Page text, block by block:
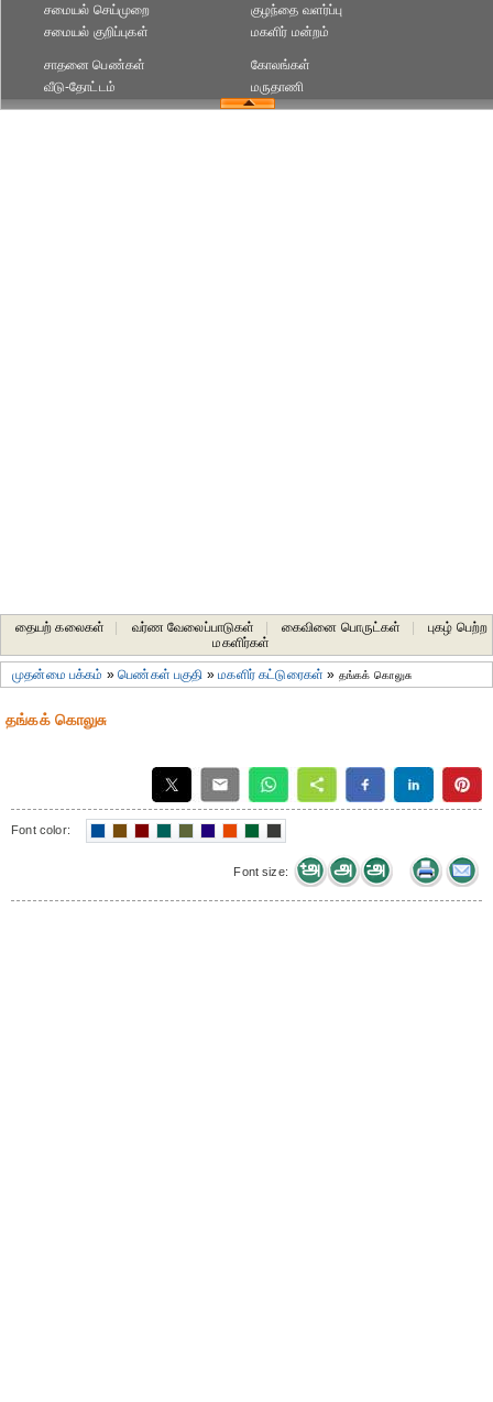
சமையல் செய்முறை
சமையல் குறிப்புகள்
குழந்தை வளர்ப்பு
மகளிர் மன்றம்
சாதனை பெண்கள்
வீடு-தோட்டம்
கோலங்கள்
மருதாணி
தையற் கலைகள் வர்ண வேலைப்பாடுகள் கைவினை பொருட்கள்
புகழ் பெற்ற
மகளிர்கள்
முதன்மை பக்கம் »பெண்கள் பகுதி »மகளிர் கட்டுரைகள் » தங்கக் கொலுசு
தங்கக் கொலுசு
Font color:
Font size: